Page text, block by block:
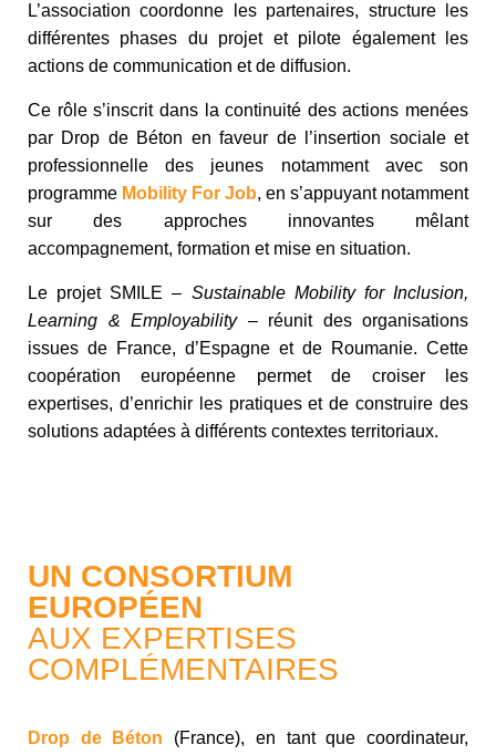
L’association coordonne les partenaires, structure les
différentes phases du projet et pilote également les
actions de communication et de diffusion.
Ce rôle s’inscrit dans la continuité des actions menées
par Drop de Béton en faveur de l’insertion sociale et
professionnelle des jeunes notamment avec son
programme Mobility For Job, en s’appuyant notamment
sur des approches innovantes mêlant
accompagnement, formation et mise en situation.
Le projet SMILE – Sustainable Mobility for Inclusion,
Learning & Employability– réunit des organisations
issues de France, d’Espagne et de Roumanie. Cette
coopération européenne permet de croiser les
expertises, d’enrichir les pratiques et de construire des
solutions adaptées à différents contextes territoriaux.
UN CONSORTIUM
EUROPÉEN
AUX EXPERTISES
COMPLÉMENTAIRES
Drop de Béton (France), en tant que coordinateur,